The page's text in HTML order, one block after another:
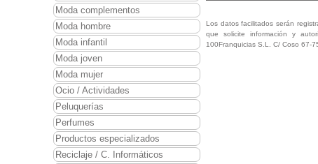
Moda complementos
Moda hombre
Moda infantil
Moda joven
Moda mujer
Ocio / Actividades
Peluquerías
Perfumes
Productos especializados
Reciclaje / C. Informáticos
Los datos facilitados serán
que solicite información y
100Franquicias S.L. C/ Coso 67-